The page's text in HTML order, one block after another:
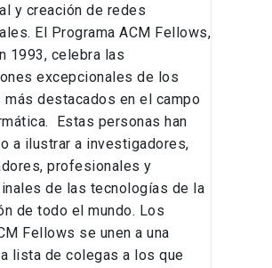
y creación de redes
El Programa ACM Fellows,
1993, celebra las
excepcionales de los
más destacados en el campo
Estas personas han
a ilustrar a investigadores,
profesionales y
de las tecnologías de la
de todo el mundo. Los
Fellows se unen a una
lista de colegas a los que